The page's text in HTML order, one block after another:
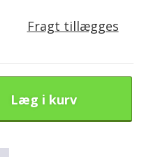
Fragt tillægges
Læg i kurv